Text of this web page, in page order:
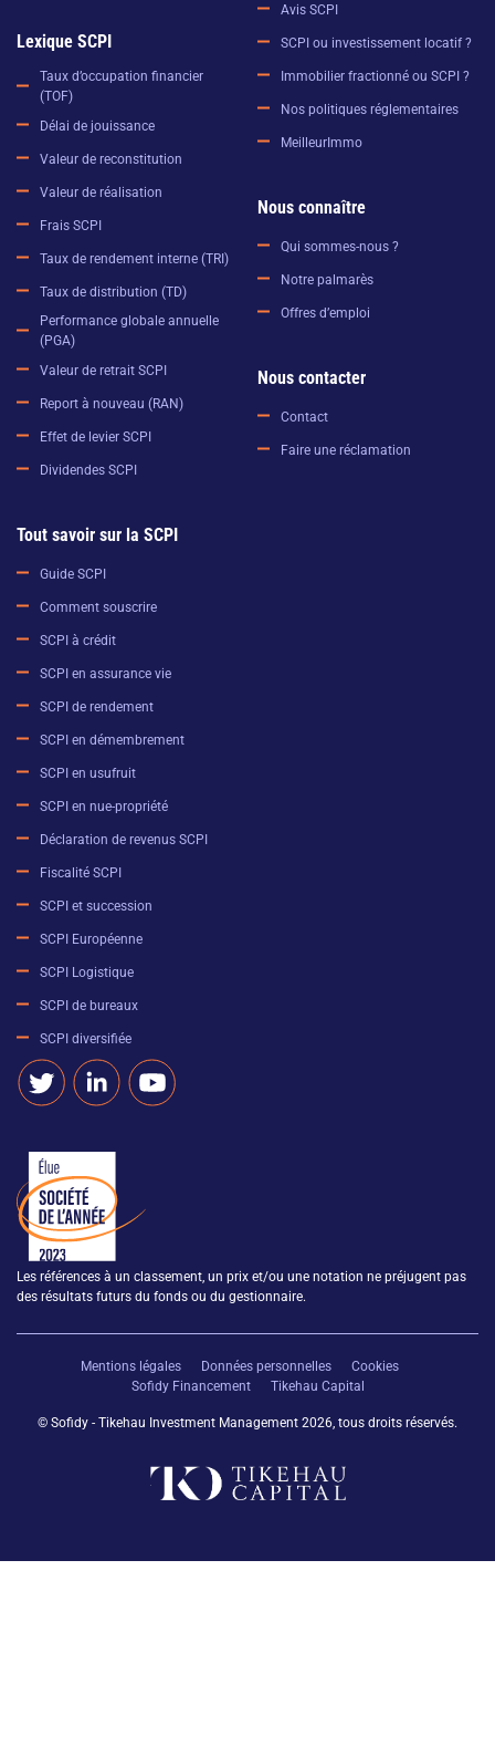
Lexique SCPI
Taux d’occupation financier
(TOF)
Délai de jouissance
Valeur de reconstitution
Valeur de réalisation
Frais SCPI
Taux de rendement interne (TRI)
Taux de distribution (TD)
Performance globale annuelle
(PGA)
Valeur de retrait SCPI
Report à nouveau (RAN)
Effet de levier SCPI
Dividendes SCPI
Tout savoir sur la SCPI
Guide SCPI
Comment souscrire
SCPI à crédit
SCPI en assurance vie
SCPI de rendement
SCPI en démembrement
SCPI en usufruit
SCPI en nue-propriété
Déclaration de revenus SCPI
Fiscalité SCPI
SCPI et succession
SCPI Européenne
SCPI Logistique
SCPI de bureaux
SCPI diversifiée
Avis SCPI
SCPI ou investissement locatif ?
Immobilier fractionné ou SCPI ?
Nos politiques réglementaires
MeilleurImmo
Nous connaître
Qui sommes-nous ?
Notre palmarès
Offres d’emploi
Nous contacter
Contact
Faire une réclamation
Les références à un classement, un prix et/ou une notation ne préjugent pas
des résultats futurs du fonds ou du gestionnaire.
Mentions légales Données personnelles
Cookies
Sofidy Financement
Tikehau Capital
© Sofidy - Tikehau Investment Management 2026, tous droits réservés.